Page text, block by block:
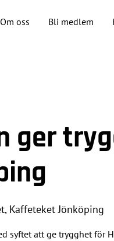
Om oss Bli medlem
ger
Kaffeteket Jönköping
syftet att ge trygghet för